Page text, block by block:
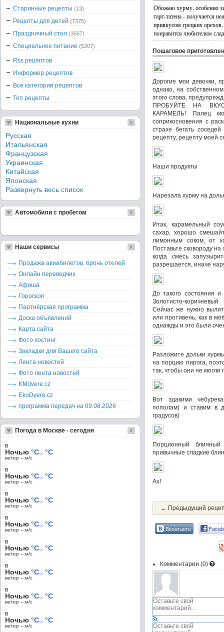
Обожаю хурму, особенно
тарт-татена - получается
привкусом грецких
понравится любителям
Пошаговое
Дорогие мои девочки,
однако, на
этого слова,
ПРОБУЙТЕ НА
КАРАМЕЛЬ! Палец
соприкосновения с
страхе бегать
рецепту, рецепту моей
Наши продукты
Нарезала хурму на
Итак, карамельный
сахар, хорошо
лимонным соком, от
Поставьте сковороду
когда смесь
разрешается, иначе
До такого состояния
Золотисто-
Сейчас же нужно
или противень, как в
однажды и это были
Разложите дольки
на порцию пирога,
так, чтобы они не могли
Вот эдакими
пополам) и ставим в
градусов)
Порционный
привычные сладкие
Ах!
← Предыдущий
Вконтакте
Комментарии (0)
Старинные рецепты (13)
Рецепты для детей (7375)
Праздничный стол (3567)
Специальное питание (5207)
Rss рецептов
Информер рецептов
Все категории рецептов
Топ рецепты
Национальные кухни
Русская
Итальянская
Французская
Украинская
Китайская
Японская
Развернуть весь список
Автомобили с пробегом
Наши сервисы
Продажа авиабилетов, бронь отелей
Онлайн переводчик
Афиша
Гороскоп
Партнёрская программа
Доска объявлений
Карта сайта
Фото хостинг
Закладки для Вашего сайта
Лента новостей
Фото лента новостей
KMdvere.cz
EkoDvere.cz
программа передач на 09.08.2026
Погода в Москве - сегодня
в
Ночью °C.. °C
ветер – м/c
в
Ночью °C.. °C
ветер – м/c
в
Ночью °C.. °C
ветер – м/c
в
Ночью °C.. °C
ветер – м/c
в
Ночью °C.. °C
ветер – м/c
в
Ночью °C.. °C
ветер – м/c
в
Ночью °C.. °C
ветер – м/c
в
Ночью °C.. °C
ветер – м/c